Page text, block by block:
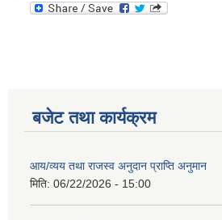
बजेट तथा कार्यक्रम
आय/व्यय तथा राजस्व अनुदान प्राप्ति अनुमान
मिति: 06/22/2026 - 15:00